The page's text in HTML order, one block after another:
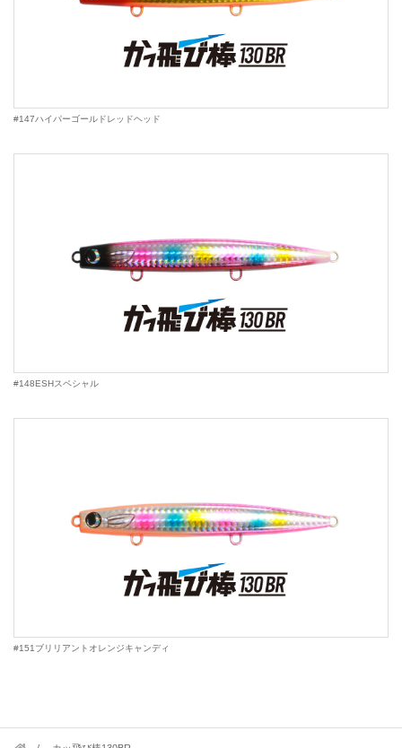
#147ハイパーゴールドレッドヘッド
#148ESHスペシャル
#151ブリリアントオレンジキャンディ